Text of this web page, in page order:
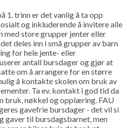
1. trinn er det vanlig å ta opp
og inkluderende å invitere alle
med store grupper jenter eller
deles inn i små grupper av barn
for hele jente- eller
antall bursdager og gjør at
om å arrangere for en større
å kontakte skolen om bruk av
Ta ev. kontakt i god tid da
bruk, nøkkel og opplæring. FAU
gavefrie bursdager - det vil si
gaver til bursdagsbarnet, men